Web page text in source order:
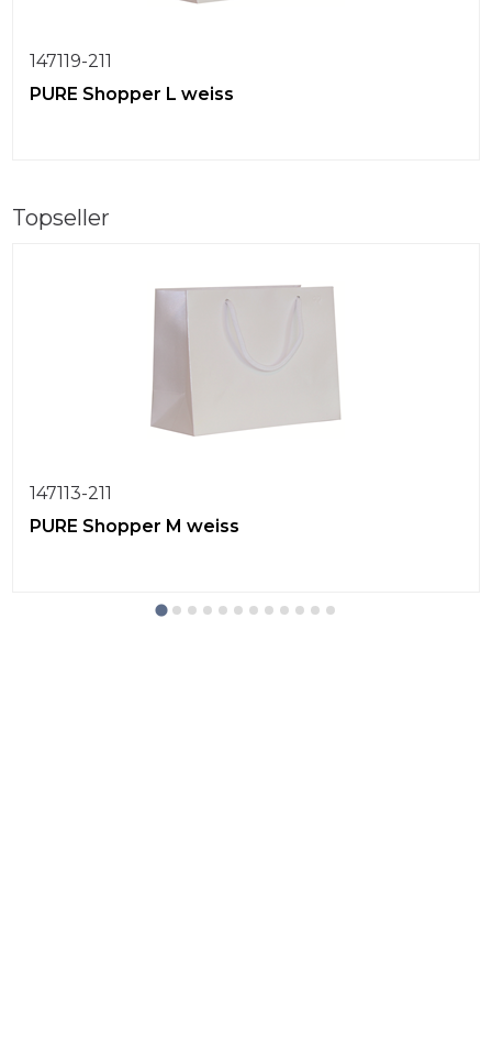
147119-211
PURE Shopper L weiss
Topseller
147113-211
PURE Shopper M weiss